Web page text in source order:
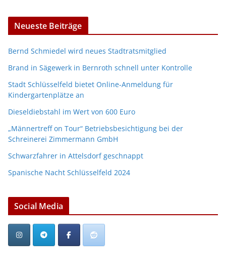
Neueste Beiträge
Bernd Schmiedel wird neues Stadtratsmitglied
Brand in Sägewerk in Bernroth schnell unter Kontrolle
Stadt Schlüsselfeld bietet Online-Anmeldung für
Kindergartenplätze an
Dieseldiebstahl im Wert von 600 Euro
„Männertreff on Tour“ Betriebsbesichtigung bei der
Schreinerei Zimmermann GmbH
Schwarzfahrer in Attelsdorf geschnappt
Spanische Nacht Schlüsselfeld 2024
Social Media